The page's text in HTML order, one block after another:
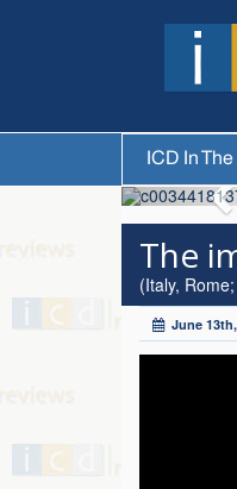
ICD In
The
(Italy,
June 13th,